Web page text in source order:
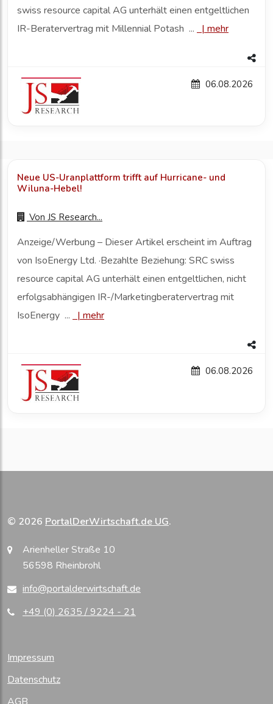
swiss resource capital AG unterhält einen entgeltlichen
IR-Beratervertrag mit Millennial Potash ...
| mehr
06.08.2026
Neue US-Uranplattform trifft auf Hurricane- und
Wiluna-Hebel!
Von JS Research...
Anzeige/Werbung – Dieser Artikel erscheint im Auftrag
von IsoEnergy Ltd. ·Bezahlte Beziehung: SRC swiss
resource capital AG unterhält einen entgeltlichen, nicht
erfolgsabhängigen IR-/Marketingberatervertrag mit
IsoEnergy ...
| mehr
06.08.2026
© 2026 PortalDerWirtschaft.de UG.
Arienheller Straße 10
56598 Rheinbrohl
info@portalderwirtschaft.de
+49 (0) 2635 / 9224 - 21
Impressum
Datenschutz
AGB